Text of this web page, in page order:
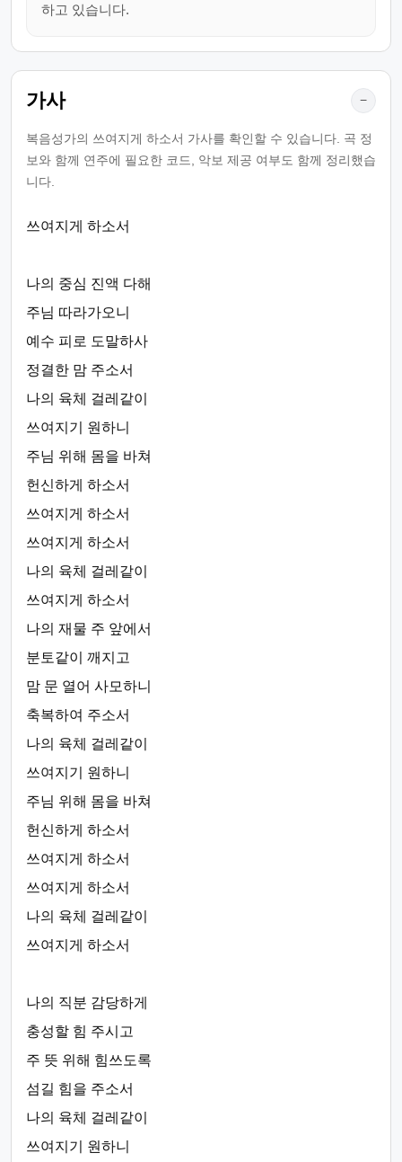
하고 있습니다.
가사 −
복음성가의 쓰여지게 하소서 가사를 확인할 수 있습니다. 곡 정
보와 함께 연주에 필요한 코드, 악보 제공 여부도 함께 정리했습
니다.
쓰여지게 하소서
나의 중심 진액 다해
주님 따라가오니
예수 피로 도말하사
정결한 맘 주소서
나의 육체 걸레같이
쓰여지기 원하니
주님 위해 몸을 바쳐
헌신하게 하소서
쓰여지게 하소서
쓰여지게 하소서
나의 육체 걸레같이
쓰여지게 하소서
나의 재물 주 앞에서
분토같이 깨지고
맘 문 열어 사모하니
축복하여 주소서
나의 육체 걸레같이
쓰여지기 원하니
주님 위해 몸을 바쳐
헌신하게 하소서
쓰여지게 하소서
쓰여지게 하소서
나의 육체 걸레같이
쓰여지게 하소서
나의 직분 감당하게
충성할 힘 주시고
주 뜻 위해 힘쓰도록
섬길 힘을 주소서
나의 육체 걸레같이
쓰여지기 원하니